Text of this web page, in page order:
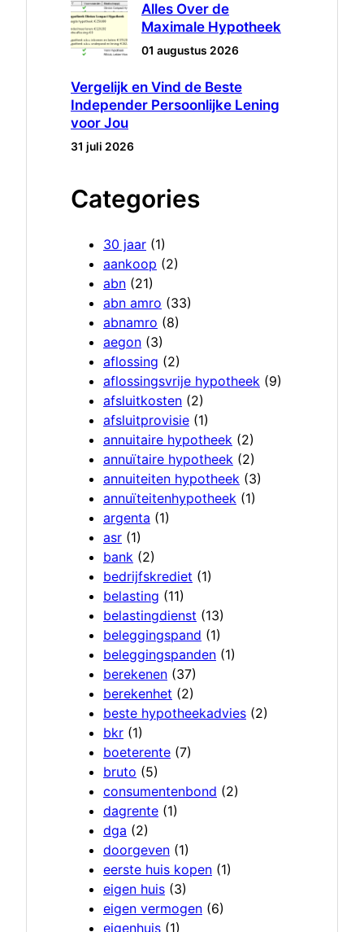
Alles Over de
Maximale Hypotheek
01 augustus 2026
Vergelijk en Vind de Beste
Independer Persoonlijke Lening
voor Jou
31 juli 2026
Categories
30 jaar (1)
aankoop (2)
abn (21)
abn amro (33)
abnamro (8)
aegon (3)
aflossing (2)
aflossingsvrije hypotheek (9)
afsluitkosten (2)
afsluitprovisie (1)
annuitaire hypotheek (2)
annuïtaire hypotheek (2)
annuiteiten hypotheek (3)
annuïteitenhypotheek (1)
argenta (1)
asr (1)
bank (2)
bedrijfskrediet (1)
belasting (11)
belastingdienst (13)
beleggingspand (1)
beleggingspanden (1)
berekenen (37)
berekenhet (2)
beste hypotheekadvies (2)
bkr (1)
boeterente (7)
bruto (5)
consumentenbond (2)
dagrente (1)
dga (2)
doorgeven (1)
eerste huis kopen (1)
eigen huis (3)
eigen vermogen (6)
eigenhuis (1)